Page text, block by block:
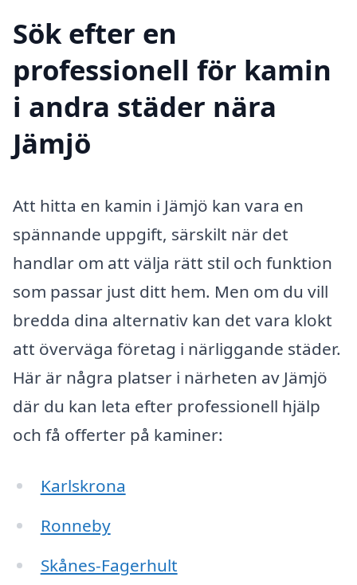
Sök efter en
professionell för kamin
i andra städer nära
Jämjö
Att hitta en kamin i Jämjö kan vara en
spännande uppgift, särskilt när det
handlar om att välja rätt stil och funktion
som passar just ditt hem. Men om du vill
bredda dina alternativ kan det vara klokt
att överväga företag i närliggande städer.
Här är några platser i närheten av Jämjö
där du kan leta efter professionell hjälp
och få offerter på kaminer:
Karlskrona
Ronneby
Skånes-Fagerhult